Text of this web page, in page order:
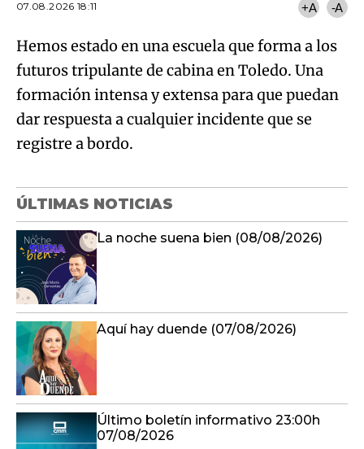
07.08.2026 18:11 +A -A
Hemos estado en una escuela que forma a los
futuros tripulante de cabina en Toledo. Una
formación intensa y extensa para que puedan
dar respuesta a cualquier incidente que se
registre a bordo.
ÚLTIMAS NOTICIAS
La noche suena bien (08/08/2026)
Aquí hay duende (07/08/2026)
Último boletín informativo 23:00h
07/08/2026